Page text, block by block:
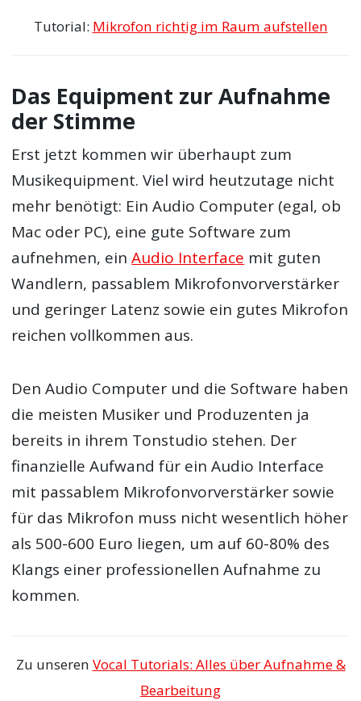
Tutorial: Mikrofon richtig im Raum aufstellen
Das Equipment zur Aufnahme
der Stimme
Erst jetzt kommen wir überhaupt zum
Musikequipment. Viel wird heutzutage nicht
mehr benötigt: Ein Audio Computer (egal, ob
Mac oder PC), eine gute Software zum
aufnehmen, einAudio Interface mit guten
Wandlern, passablem Mikrofonvorverstärker
und geringer Latenz sowie ein gutes Mikrofon
reichen vollkommen aus.
Den Audio Computer und die Software haben
die meisten Musiker und Produzenten ja
bereits in ihrem Tonstudio stehen. Der
finanzielle Aufwand für ein Audio Interface
mit passablem Mikrofonvorverstärker sowie
für das Mikrofon muss nicht wesentlich höher
als 500-600 Euro liegen, um auf 60-80% des
Klangs einer professionellen Aufnahme zu
kommen.
Zu unseren Vocal Tutorials: Alles über Aufnahme &
Bearbeitung